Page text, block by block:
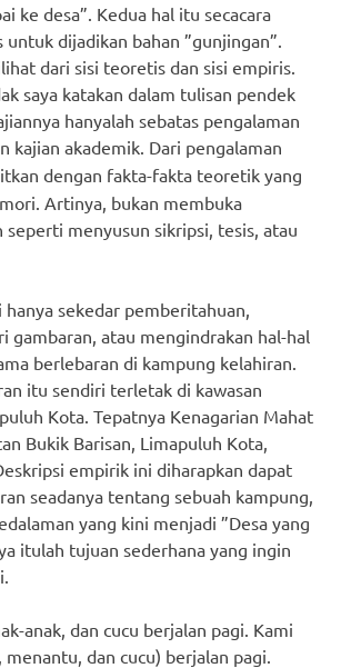
ke desa”. Kedua hal itu secacara
untuk dijadikan bahan ”gunjingan”.
dari sisi teoretis dan sisi empiris.
saya katakan dalam tulisan pendek
hanyalah sebatas pengalaman
kajian akademik. Dari pengalaman
dengan fakta-fakta teoretik yang
Artinya, bukan membuka
menyusun sikripsi, tesis, atau
sekedar pemberitahuan,
gambaran, atau mengindrakan hal-hal
berlebaran di kampung kelahiran.
itu sendiri terletak di kawasan
Kota. Tepatnya Kenagarian Mahat
Bukik Barisan, Limapuluh Kota,
empirik ini diharapkan dapat
seadanya tentang sebuah kampung,
yang kini menjadi ”Desa yang
itulah tujuan sederhana yang ingin
anak, dan cucu berjalan pagi. Kami
menantu, dan cucu) berjalan pagi.